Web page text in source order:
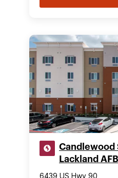
Candlewood
Lackland
6439 US Hwy 90